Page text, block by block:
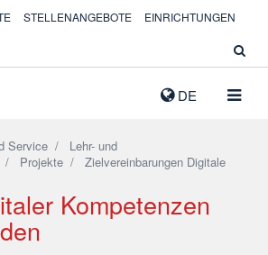
DE
STELLENANGEBOTE EINRICHTUNGEN
Service / Lehr- und
/ Projekte / Zielvereinbarungen Digitale
Kompetenzen